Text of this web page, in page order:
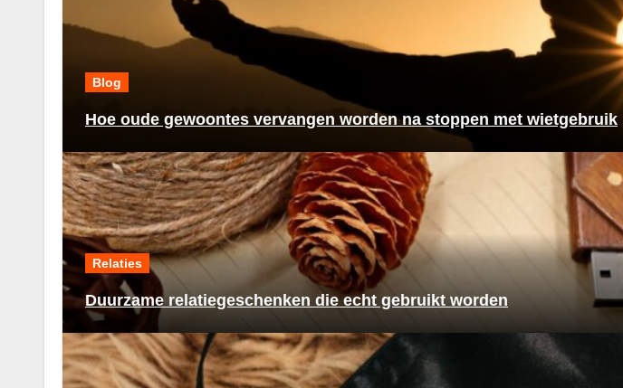
Blog
Hoe oude gewoontes vervangen worden na stoppen met wietgebruik
Relaties
Duurzame relatiegeschenken die echt gebruikt worden